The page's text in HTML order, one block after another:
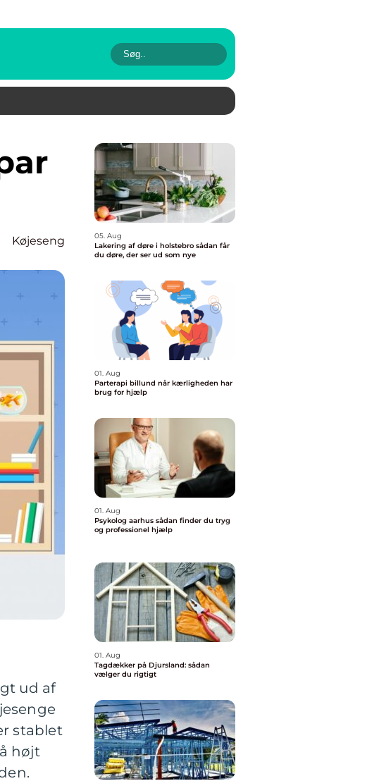
Køjeseng
ud af
stablet
højt
05. Aug
Lakering af døre i holstebro sådan får
du døre, der ser ud som nye
01. Aug
Parterapi billund når kærligheden har
brug for hjælp
01. Aug
Psykolog aarhus sådan finder du tryg
og professionel hjælp
01. Aug
Tagdækker på Djursland: sådan
vælger du rigtigt